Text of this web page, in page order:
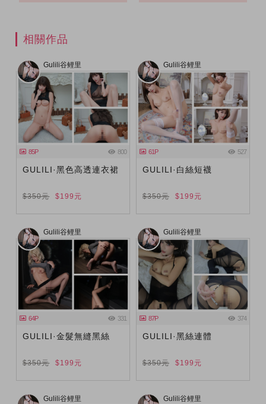
相關作品
Gulili谷鲤里
85P 800
GULILI·黑色高透連衣裙
$350元 $199元
Gulili谷鲤里
61P 527
GULILI·白絲短襪
$350元 $199元
Gulili谷鲤里
64P 331
GULILI·金髮無縫黑絲
$350元 $199元
Gulili谷鲤里
87P 374
GULILI·黑絲連體
$350元 $199元
Gulili谷鲤里 Gulili谷鲤里